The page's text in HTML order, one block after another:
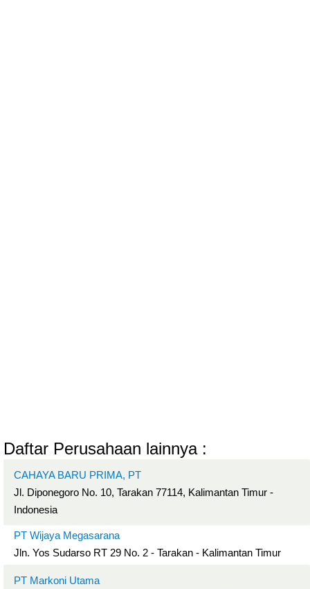
Daftar Perusahaan lainnya :
CAHAYA BARU PRIMA, PT
Jl. Diponegoro No. 10, Tarakan 77114, Kalimantan Timur -
Indonesia
PT Wijaya Megasarana
Jln. Yos Sudarso RT 29 No. 2 - Tarakan - Kalimantan Timur
PT Markoni Utama